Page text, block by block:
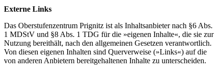
Externe Links
Das Oberstufenzentrum Prignitz ist als Inhaltsanbieter nach §6 Abs.
1 MDStV und §8 Abs. 1 TDG für die »eigenen Inhalte«, die sie zur
Nutzung bereithält, nach den allgemeinen Gesetzen verantwortlich.
Von diesen eigenen Inhalten sind Querverweise (»Links«) auf die
von anderen Anbietern bereitgehaltenen Inhalte zu unterscheiden.